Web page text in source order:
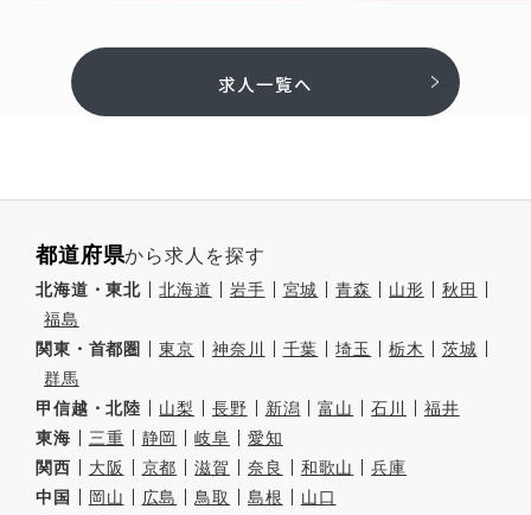
求人一覧へ
都道府県から求人を探す
北海道・東北 北海道 岩手 宮城 青森 山形
秋田
福島
関東・首都圏
東京 神奈川 千葉 埼玉 栃木
茨城
群馬
甲信越・北陸
山梨 長野 新潟 富山 石川
福井
東海
三重 静岡 岐阜
愛知
関西
大阪 京都 滋賀 奈良 和歌山
兵庫
中国
岡山 広島 鳥取 島根
山口